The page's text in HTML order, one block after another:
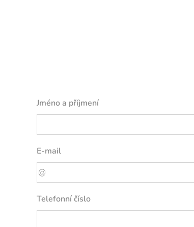
Jméno a příjmení
E-mail
Telefonní číslo